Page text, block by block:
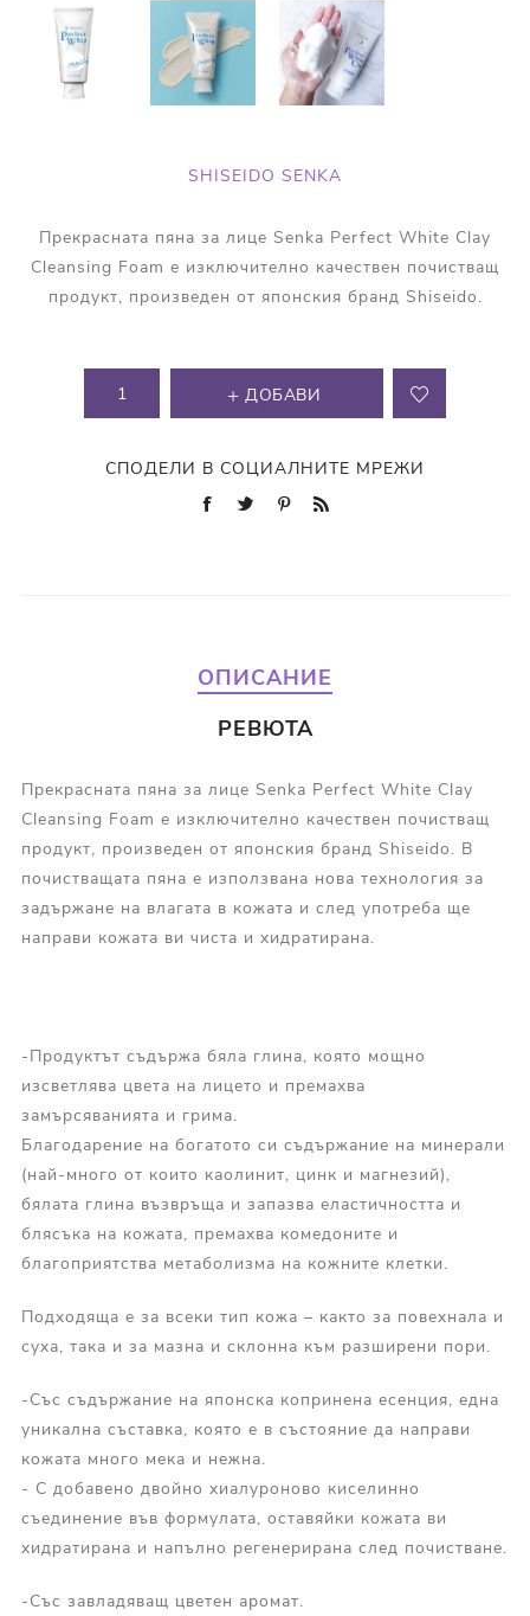
SHISEIDO SENKA
Прекрасната пяна за лице Senka Perfect White Clay
Cleansing Foam е изключително качествен почистващ
продукт, произведен от японския бранд Shiseido.
ДОБАВИ
СПОДЕЛИ В СОЦИАЛНИТЕ МРЕЖИ
ОПИСАНИЕ
РЕВЮТА
Прекрасната пяна за лице Senka Perfect White Clay
Cleansing Foam е изключително качествен почистващ
продукт, произведен от японския бранд Shiseido. В
почистващата пяна е използвана нова технология за
задържане на влагата в кожата и след употреба ще
направи кожата ви чиста и хидратирана.
-Продуктът съдържа бяла глина, която мощно
изсветлява цвета на лицето и премахва
замърсяванията и грима.
Благодарение на богатото си съдържание на минерали
(най-много от които каолинит, цинк и магнезий),
бялата глина възвръща и запазва еластичността и
блясъка на кожата, премахва комедоните и
благоприятства метаболизма на кожните клетки.
Подходяща е за всеки тип кожа – както за повехнала и
суха, така и за мазна и склонна към разширени пори.
-Със съдържание на японска копринена есенция, една
уникална съставка, която е в състояние да направи
кожата много мека и нежна.
- С добавено двойно хиалуроново киселинно
съединение във формулата, оставяйки кожата ви
хидратирана и напълно регенерирана след почистване.
-Със завладяващ цветен аромат.